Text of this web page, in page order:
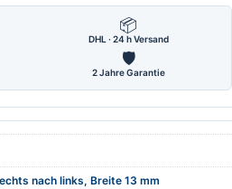
📦
DHL · 24 h Versand
🛡
2 Jahre Garantie
nach links, Breite 13 mm